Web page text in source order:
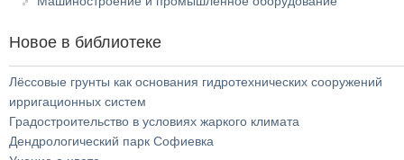
Новое в библиотеке
Лёссовые грунты как основания гидротехнических сооружений
ирригационных систем
Градостроительство в условиях жаркого климата
Дендрологический парк Софиевка